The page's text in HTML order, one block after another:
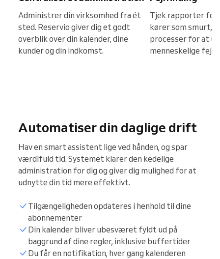
Administrer din virksomhed fra ét
sted. Reservio giver dig et godt
overblik over din kalender, dine
kunder og din indkomst.
Tjek rapporter for
kører som smurt,
processer for at
menneskelige fejl.
Automatiser din daglige drift
Hav en smart assistent lige ved hånden, og spar
værdifuld tid. Systemet klarer den kedelige
administration for dig og giver dig mulighed for at
udnytte din tid mere effektivt.
Tilgængeligheden opdateres i henhold til dine
abonnementer
Din kalender bliver ubesværet fyldt ud på
baggrund af dine regler, inklusive buffertider
Du får en notifikation, hver gang kalenderen